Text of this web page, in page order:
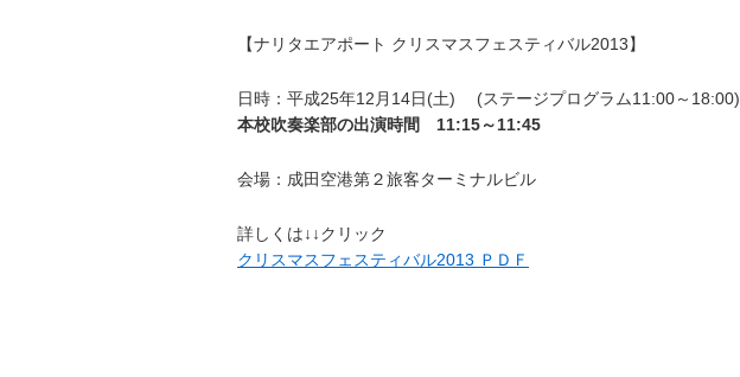
【ナリタエアポート クリスマスフェスティバル2013】
日時：平成25年12月14日(土) (ステージプログラム11:00～18:00)
本校吹奏楽部の出演時間 11:15～11:45
会場：成田空港第２旅客ターミナルビル
詳しくは↓↓クリック
クリスマスフェスティバル2013 ＰＤＦ